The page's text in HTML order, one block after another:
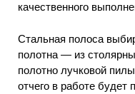
качественного
Стальная полоса
полотна — из
полотно лучковой
отчего в работе будет